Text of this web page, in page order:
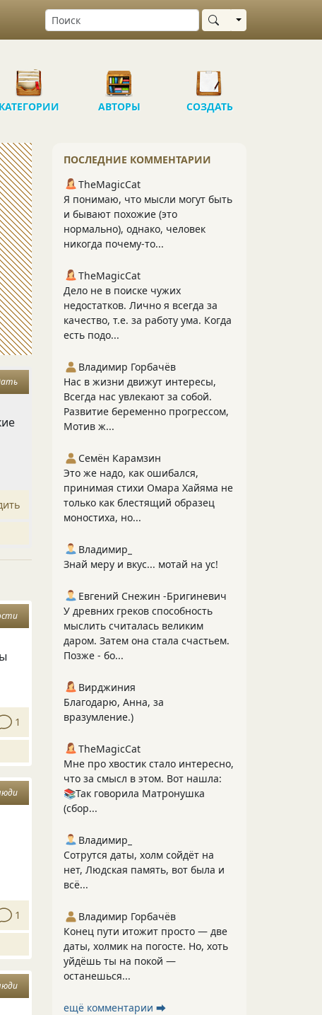
Выбрать область
КАТЕГОРИИ АВТОРЫ СОЗДАТЬ
1
1
ПОСЛЕДНИЕ КОММЕНТАРИИ
TheMagicCat
Я понимаю, что мысли могут быть
и бывают похожие (это
нормально), однако, человек
никогда почему-то...
TheMagicCat
Дело не в поиске чужих
недостатков. Лично я всегда за
качество, т.е. за работу ума. Когда
есть подо...
Владимир Горбачёв
Нас в жизни движут интересы,
Всегда нас увлекают за собой.
Развитие беременно прогрессом,
Мотив ж...
Семён Карамзин
Это же надо, как ошибался,
принимая стихи Омара Хайяма не
только как блестящий образец
моностиха, но...
Владимир_
Знай меру и вкус... мотай на ус!
Евгений Снежин -Бригиневич
У древних греков способность
мыслить считалась великим
даром. Затем она стала счастьем.
Позже - бо...
Вирджиния
Благодарю, Анна, за
вразумление.)
TheMagicCat
Мне про хвостик стало интересно,
что за смысл в этом. Вот нашла:
📚Так говорила Матронушка
(сбор...
Владимир_
Сотрутся даты, холм сойдёт на
нет, Людская память, вот была и
всё...
Владимир Горбачёв
Конец пути итожит просто — две
даты, холмик на погосте. Но, хоть
уйдёшь ты на покой —
останешься...
ещё комментарии ⮕